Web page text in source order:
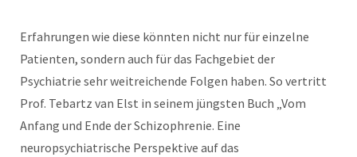
Erfahrungen wie diese könnten nicht nur für einzelne
Patienten, sondern auch für das Fachgebiet der
Psychiatrie sehr weitreichende Folgen haben. So vertritt
Prof. Tebartz van Elst in seinem jüngsten Buch „Vom
Anfang und Ende der Schizophrenie. Eine
neuropsychiatrische Perspektive auf das